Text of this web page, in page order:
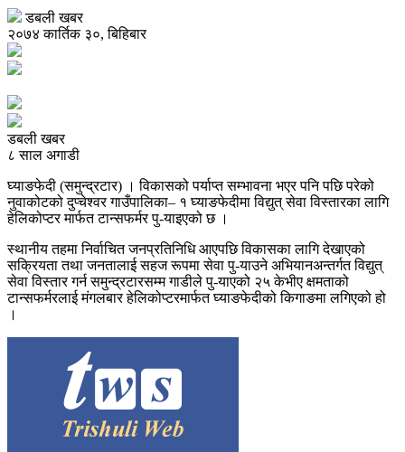
डबली खबर
२०७४ कार्तिक ३०, बिहिबार
डबली खबर
८ साल अगाडी
घ्याङफेदी (समुन्द्रटार) । विकासको पर्याप्त सम्भावना भएर पनि पछि परेको
नुवाकोटको दुप्चेश्वर गाउँपालिका– १ घ्याङफेदीमा विद्युत् सेवा विस्तारका लागि
हेलिकोप्टर मार्फत टान्सफर्मर पु-याइएको छ ।
स्थानीय तहमा निर्वाचित जनप्रतिनिधि आएपछि विकासका लागि देखाएको
सक्रियता तथा जनतालाई सहज रूपमा सेवा पु-याउने अभियानअन्तर्गत विद्युत्
सेवा विस्तार गर्न समुन्द्रटारसम्म गाडीले पु-याएको २५ केभीए क्षमताको
टान्सफर्मरलाई मंगलबार हेलिकोप्टरमार्फत घ्याङफेदीको किगाङमा लगिएको हो
।